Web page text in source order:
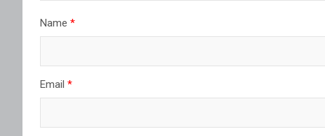
Name *
Email *